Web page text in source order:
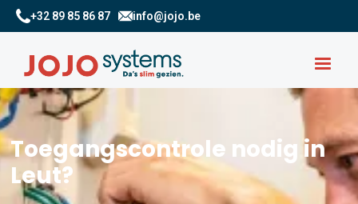
+32 89 85 86 87 info@jojo.be
Toegangscontrole nodig in
Leut?